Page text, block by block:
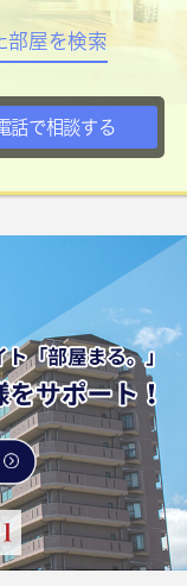
部屋を検索
話で相談する